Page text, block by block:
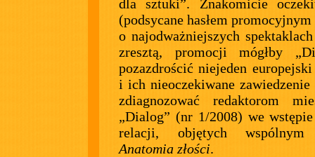
dla sztuki”. Znakomicie
(podsycane hasłem
o najodważniejszych
zresztą, promocji mógłby
pozazdrościć niejeden
i ich nieoczekiwane zawiedzenie
zdiagnozować redaktorom
„Dialog” (nr 1/2008) we
relacji, objętych wspólnym
Anatomia złości.